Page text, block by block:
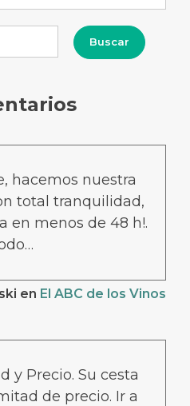
Buscar
hacemos nuestra
total tranquilidad,
en menos de 48 h!.
en El ABC de los Vinos
y Precio. Su cesta
de precio. Ir a